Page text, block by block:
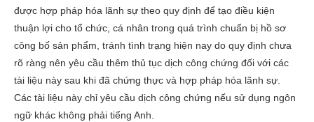
được hợp pháp hóa lãnh sự theo quy định để tạo điều kiện
thuận lợi cho tổ chức, cá nhân trong quá trình chuẩn bị hồ sơ
công bố sản phẩm, tránh tình trạng hiện nay do quy định chưa
rõ ràng nên yêu cầu thêm thủ tục dịch công chứng đối với các
tài liệu này sau khi đã chứng thực và hợp pháp hóa lãnh sự.
Các tài liệu này chỉ yêu cầu dịch công chứng nếu sử dụng ngôn
ngữ khác không phải tiếng Anh.